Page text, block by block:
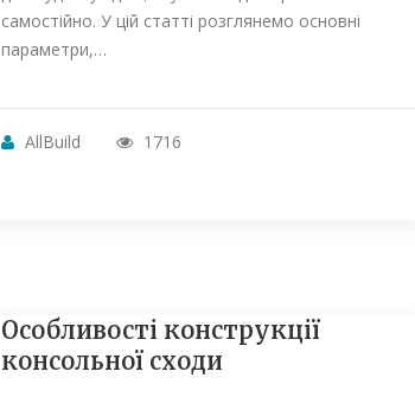
самостійно. У цій статті розглянемо основні
параметри,…
AllBuild 1716
Особливості конструкції
консольної сходи